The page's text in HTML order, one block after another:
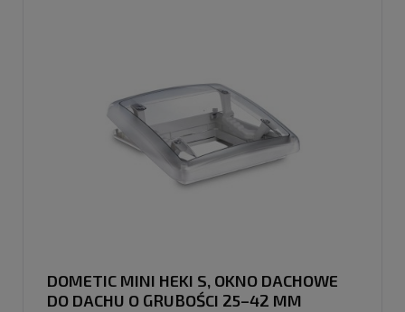
DOMETIC MINI HEKI S, OKNO DACHOWE
DO DACHU O GRUBOŚCI 25–42 MM